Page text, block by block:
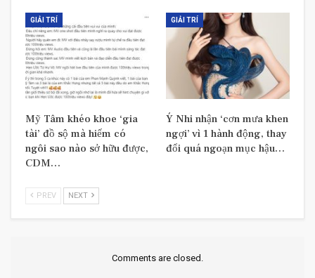
GIẢI TRÍ
Mỹ Tâm khéo khoe ‘gia
tài’ đồ sộ mà hiếm có
ngôi sao nào sở hữu được,
CDM…
GIẢI TRÍ
Ý Nhi nhận ‘cơn mưa khen
ngợi’ vì 1 hành động, thay
đổi quá ngoạn mục hậu…
PREV NEXT
Comments are closed.